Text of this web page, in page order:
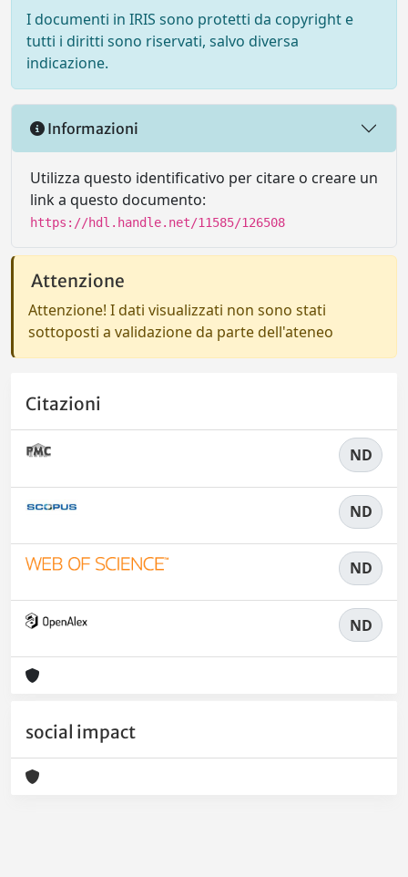
I documenti in IRIS sono protetti da copyright e
tutti i diritti sono riservati, salvo diversa
indicazione.
Informazioni
Utilizza questo identificativo per citare o creare un
link a questo documento:
https://hdl.handle.net/11585/126508
Attenzione
Attenzione! I dati visualizzati non sono stati
sottoposti a validazione da parte dell'ateneo
Citazioni
ND
ND
ND
ND
social impact